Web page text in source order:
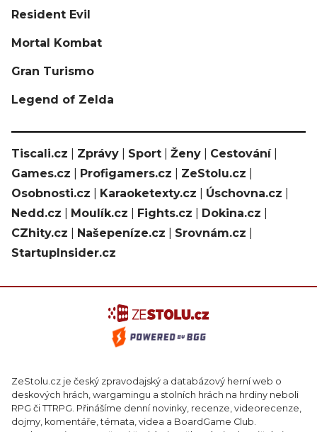
Resident Evil
Mortal Kombat
Gran Turismo
Legend of Zelda
Tiscali.cz Zprávy Sport Ženy Cestování|
Games.cz
Profigamers.cz ZeStolu.cz
Osobnosti.cz
Karaoketexty.cz Úschovna.cz
Nedd.cz
Moulík.cz Fights.cz Dokina.cz
CZhity.cz
Našepeníze.cz Srovnám.cz
StartupInsider.cz
ZeStolu.cz je český zpravodajský a databázový herní web o
deskových hrách, wargamingu a stolních hrách na hrdiny neboli
RPG či TTRPG. Přinášíme denní novinky, recenze, videorecenze,
dojmy, komentáře, témata, videa a BoardGame Club.